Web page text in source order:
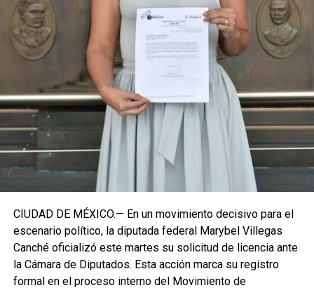
decisiva en su trayectoria pública, apostando por una
estrategia de cercanía ciudadana. Su retorno a Quintana
Roo busca garantizar la cohesión de las estructuras de
izquierda de cara a los próximos retos políticos. El relevo
institucional se procesará conforme a los tiempos legales
establecidos, manteniendo la continuidad de la
representación parlamentaria del estado.
Fuente: 5to Poder Agencia de Noticias
CIUDAD DE MÉXICO.— En un movimiento decisivo para el
escenario político, la diputada federal Marybel Villegas
Canché oficializó este martes su solicitud de licencia ante
la Cámara de Diputados. Esta acción marca su registro
formal en el proceso interno del Movimiento de